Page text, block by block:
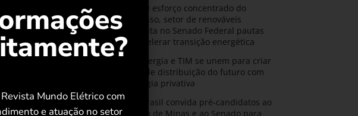
Durante esforço concentrado do
Congresso, setor de renováveis
apresenta no Senado Federal pautas
para acelerar transição energética
CPFL Energia e TIM se unem para criar
a rede de distribuição do futuro com
tecnologia privativa
AMIG Brasil convida pré-candidatos ao
Governo de Minas e ao Senado para
Mundo Elétrico com
e atuação no setor